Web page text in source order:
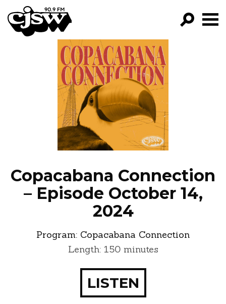
CJSW
FILTER BY:
PROGRAMS
EPISODES
NEWS
Copacabana Connection
– Episode October 14,
2024
Program: Copacabana Connection
Length: 150 minutes
LISTEN